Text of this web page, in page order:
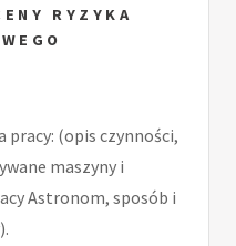
RYZYKA
pracy: (opis czynności,
maszyny i
Astronom, sposób i